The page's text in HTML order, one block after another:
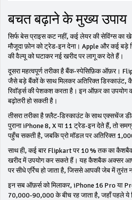
बचत बढ़ाने के मुख्य उपाय
सिर्फ बेस प्राइस कट नहीं, कई लेयर की सेविंग्स
मौजूदा फ़ोन को ट्रेड‑इन देना। Apple और कई बड़े
की वैल्यू को घटाकर नई खरीद पर लागू कर देते हैं।
दूसरा महत्वपूर्ण तरीका है बैंक‑स्पेसिफ़िक ऑफ़र।
जैसे बड़े बैंकों के साथ मिलकर अतिरिक्त डिस्काउंट,
रिवॉर्ड्स की पेशकश करता है। इन ऑफ़र का
बढ़ोतरी हो सकती है।
तीसरा तरीका है फ़्लैट‑डिस्काउंट के साथ एक्सचेंज
पुराना iPhone 8, X या 11 ट्रेड‑इन देते हैं, तो
पहुँच सकती है, जबकि प्रो मॉडल पर अतिरिक्त
साथ ही, कई बार Flipkart पर 10 % तक का
खरीद में उपयोग कर सकते हैं। यह कैशबैक अक्सर
पर सीधे एर्रिच हो जाता है, जिससे आपकी जेब में
इन सब ऑफ़र्स को मिलाकर, iPhone 16 Pro या
₹70,000‑₹90,000 के बीच रह जाता है, जहाँ पहले